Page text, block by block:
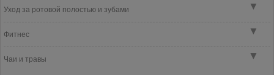
▼
Уход за ротовой полостью и зубами
▼
Фитнес
▼
Чаи и травы